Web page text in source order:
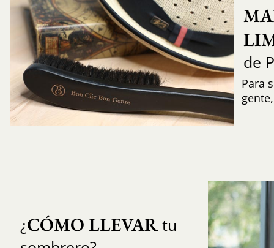
de
Para
¿CÓMO LLEVARtu